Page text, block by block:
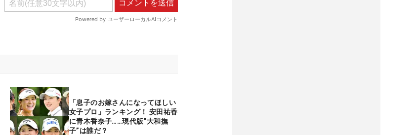
「息子のお嫁さんになってほしい
女子プロ」ランキング！ 安田祐香
に青木香奈子……現代版“大和撫
子”は誰だ？